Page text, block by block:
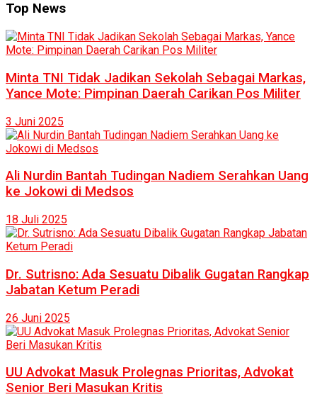
Top News
Minta TNI Tidak Jadikan Sekolah Sebagai Markas,
Yance Mote: Pimpinan Daerah Carikan Pos Militer
3 Juni 2025
Ali Nurdin Bantah Tudingan Nadiem Serahkan Uang
ke Jokowi di Medsos
18 Juli 2025
Dr. Sutrisno: Ada Sesuatu Dibalik Gugatan Rangkap
Jabatan Ketum Peradi
26 Juni 2025
UU Advokat Masuk Prolegnas Prioritas, Advokat
Senior Beri Masukan Kritis